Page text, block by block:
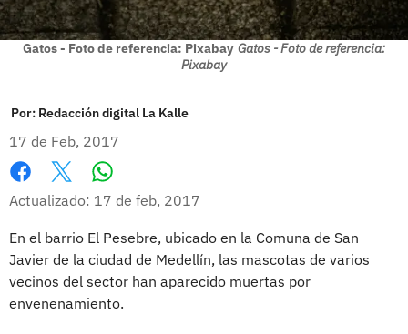
Gatos - Foto de referencia: Pixabay Gatos - Foto de referencia:
Pixabay
Por: Redacción digital La Kalle
17 de Feb, 2017
Facebook
X
Actualizado: 17 de feb, 2017
En el barrio El Pesebre, ubicado en la Comuna de San
Javier de la ciudad de Medellín, las mascotas de varios
vecinos del sector han aparecido muertas por
envenenamiento.